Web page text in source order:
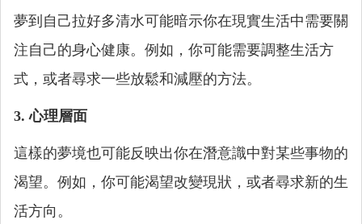
夢到自己拉好多清水可能暗示你在現實生活中需要關
注自己的身心健康。例如，你可能需要調整生活方
式，或者尋求一些放鬆和減壓的方法。
3. 心理層面
這樣的夢境也可能反映出你在潛意識中對某些事物的
渴望。例如，你可能渴望改變現狀，或者尋求新的生
活方向。